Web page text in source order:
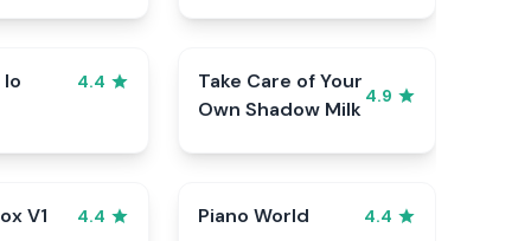
4.4
Take Care of Your
Own Shadow Milk
4.9
V1 4.4 Piano World 4.4